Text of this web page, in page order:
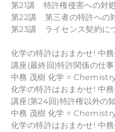
第21講 特許権侵害への対
第22講 第三者の特許への
第23講 ライセンス契約に
化学の特許はおまかせ! 中
講座(最終回)特許関係の仕事
中務 茂樹 化学 =
化学の特許はおまかせ! 中
講座(第24回)特許権以外の
中務 茂樹 化学 =
化学の特許はおまかせ! 中